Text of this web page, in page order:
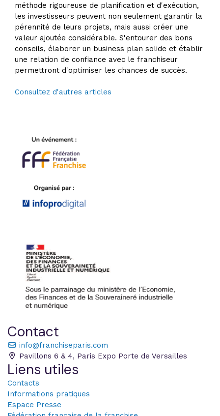
méthode rigoureuse de planification et d'exécution,
les investisseurs peuvent non seulement garantir la
pérennité de leurs projets, mais aussi créer une
valeur ajoutée considérable. S'entourer des bons
conseils, élaborer un business plan solide et établir
une relation de confiance avec le franchiseur
permettront d'optimiser les chances de succès.
Consultez d'autres articles
Contact
info@franchiseparis.com
Pavillons 6 & 4, Paris Expo Porte de Versailles
Liens utiles
Contacts
Informations pratiques
Espace Presse